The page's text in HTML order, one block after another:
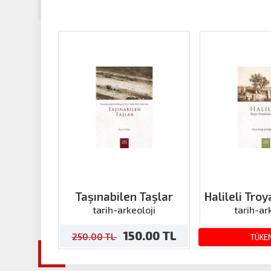
Taşınabilen Taşlar
tarih-arkeoloji
250.00 TL 150.00 TL
Halileli
Bir
tarih-
300.00 TL